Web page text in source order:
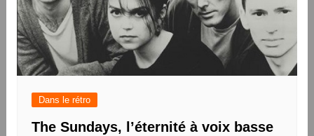
Dans le rétro
The Sundays, l’éternité à voix basse